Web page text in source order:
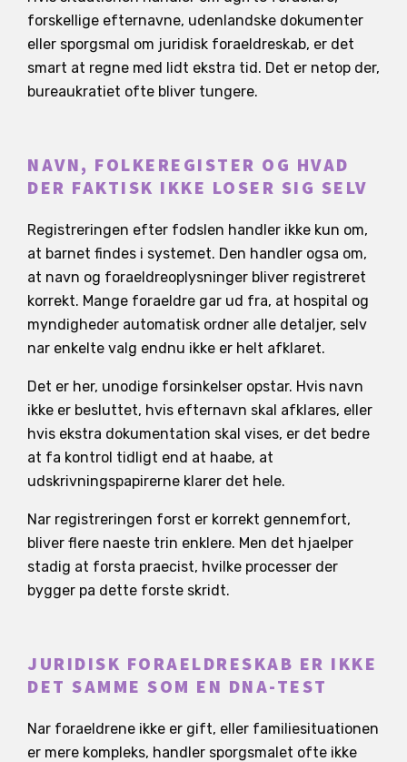
forskellige efternavne, udenlandske dokumenter
eller sporgsmal om juridisk foraeldreskab, er det
smart at regne med lidt ekstra tid. Det er netop der,
bureaukratiet ofte bliver tungere.
NAVN, FOLKEREGISTER OG HVAD
DER FAKTISK IKKE LOSER SIG SELV
Registreringen efter fodslen handler ikke kun om,
at barnet findes i systemet. Den handler ogsa om,
at navn og foraeldreoplysninger bliver registreret
korrekt. Mange foraeldre gar ud fra, at hospital og
myndigheder automatisk ordner alle detaljer, selv
nar enkelte valg endnu ikke er helt afklaret.
Det er her, unodige forsinkelser opstar. Hvis navn
ikke er besluttet, hvis efternavn skal afklares, eller
hvis ekstra dokumentation skal vises, er det bedre
at fa kontrol tidligt end at haabe, at
udskrivningspapirerne klarer det hele.
Nar registreringen forst er korrekt gennemfort,
bliver flere naeste trin enklere. Men det hjaelper
stadig at forsta praecist, hvilke processer der
bygger pa dette forste skridt.
JURIDISK FORAELDRESKAB ER IKKE
DET SAMME SOM EN DNA-TEST
Nar foraeldrene ikke er gift, eller familiesituationen
er mere kompleks, handler sporgsmalet ofte ikke